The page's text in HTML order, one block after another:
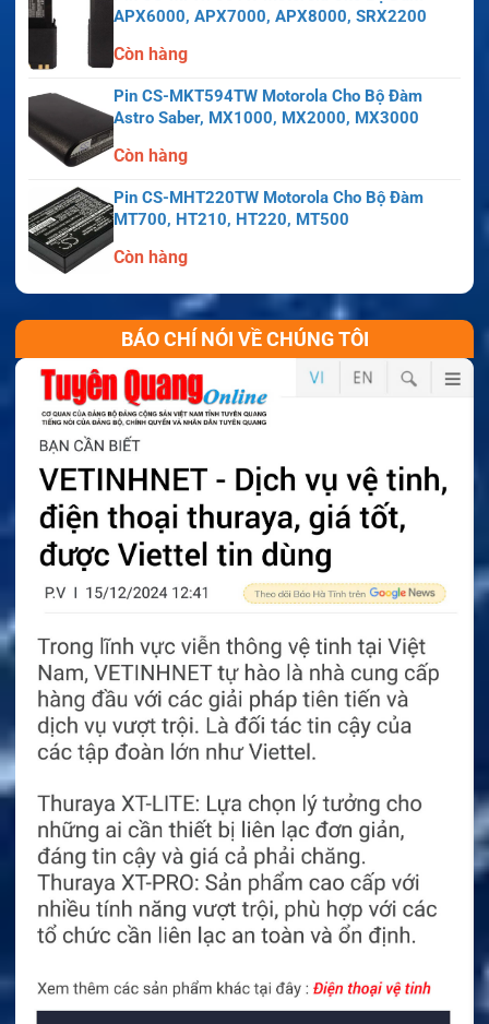
APX6000, APX7000, APX8000, SRX2200
Còn hàng
Pin CS-MKT594TW Motorola Cho Bộ Đàm
Astro Saber, MX1000, MX2000, MX3000
Còn hàng
Pin CS-MHT220TW Motorola Cho Bộ Đàm
MT700, HT210, HT220, MT500
Còn hàng
BÁO CHÍ NÓI VỀ CHÚNG TÔI